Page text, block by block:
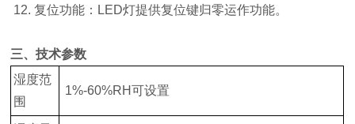
12. 复位功能：LED灯提供复位键归零运作功能。
三、技术参数
湿度范
围
1%-60%RH可设置